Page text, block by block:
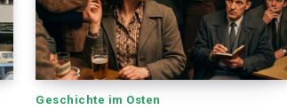
Geschichte im Osten